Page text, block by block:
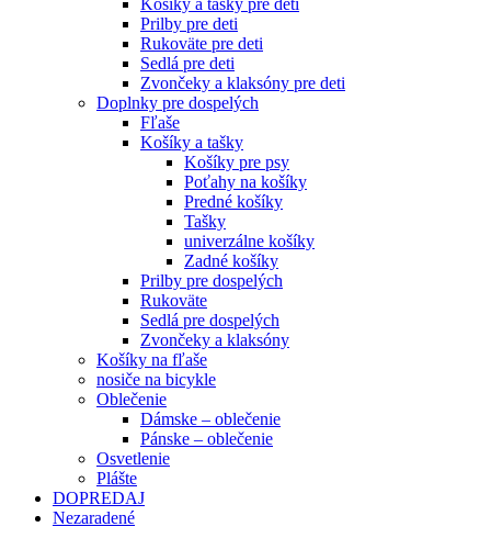
Prilby pre deti
Rukoväte pre deti
Sedlá pre deti
Zvončeky a klaksóny pre deti
Doplnky pre dospelých
Fľaše
Košíky a tašky
Košíky pre psy
Poťahy na košíky
Predné košíky
Tašky
univerzálne košíky
Zadné košíky
Prilby pre dospelých
Rukoväte
Sedlá pre dospelých
Zvončeky a klaksóny
Košíky na fľaše
nosiče na bicykle
Oblečenie
Dámske – oblečenie
Pánske – oblečenie
Osvetlenie
Plášte
DOPREDAJ
Nezaradené